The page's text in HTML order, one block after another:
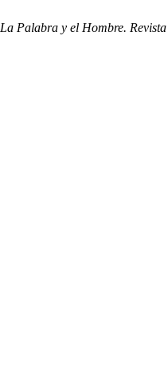
La Palabra y el Hombre.